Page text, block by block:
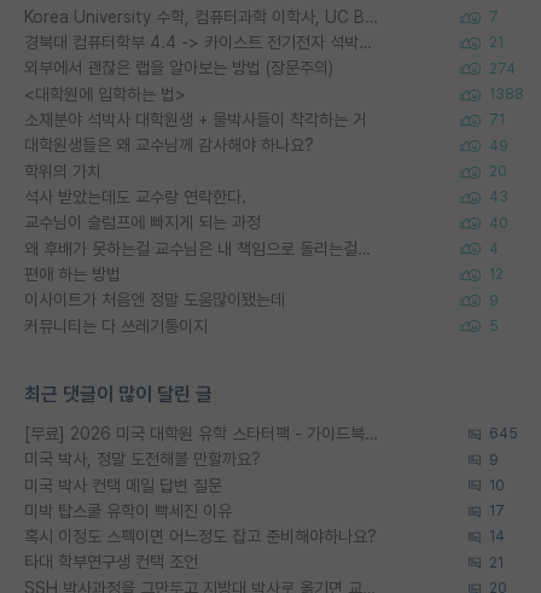
Korea University 수학, 컴퓨터과학 이학사, UC Berkeley 산업공학 대학원 공학박사가 되는 것은 쉽지 않겠죠? 7
경북대 컴퓨터학부 4.4 -> 카이스트 전기전자 석박사통합과정 합격 21
외부에서 괜찮은 랩을 알아보는 방법 (장문주의) 274
<대학원에 입학하는 법> 1388
소재분야 석박사 대학원생 + 물박사들이 착각하는 거 71
대학원생들은 왜 교수님께 감사해야 하나요? 49
학위의 가치 20
석사 받았는데도 교수랑 연락한다. 43
교수님이 슬럼프에 빠지게 되는 과정 40
왜 후배가 못하는걸 교수님은 내 책임으로 돌리는걸까요? 4
편애 하는 방법 12
이사이트가 처음엔 정말 도움많이됐는데 9
커뮤니티는 다 쓰레기통이지 5
최근 댓글이 많이 달린 글
[무료] 2026 미국 대학원 유학 스타터팩 - 가이드북 & 합격자 컨택메일 템플릿 645
미국 박사, 정말 도전해볼 만할까요? 9
미국 박사 컨택 메일 답변 질문 10
미박 탑스쿨 유학이 빡세진 이유 17
혹시 이정도 스펙이면 어느정도 잡고 준비해야하나요? 14
타대 학부연구생 컨택 조언 21
SSH 박사과정을 그만두고 지방대 박사로 옮기면 교수의 꿈은 끝일까요? 20